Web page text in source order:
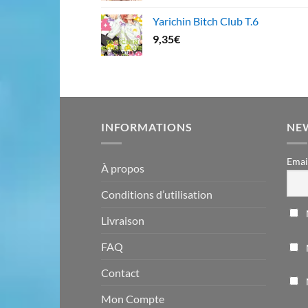
Yarichin Bitch Club T.6
9,35€
INFORMATIONS
À propos
Conditions d’utilisation
Livraison
FAQ
Contact
Mon Compte